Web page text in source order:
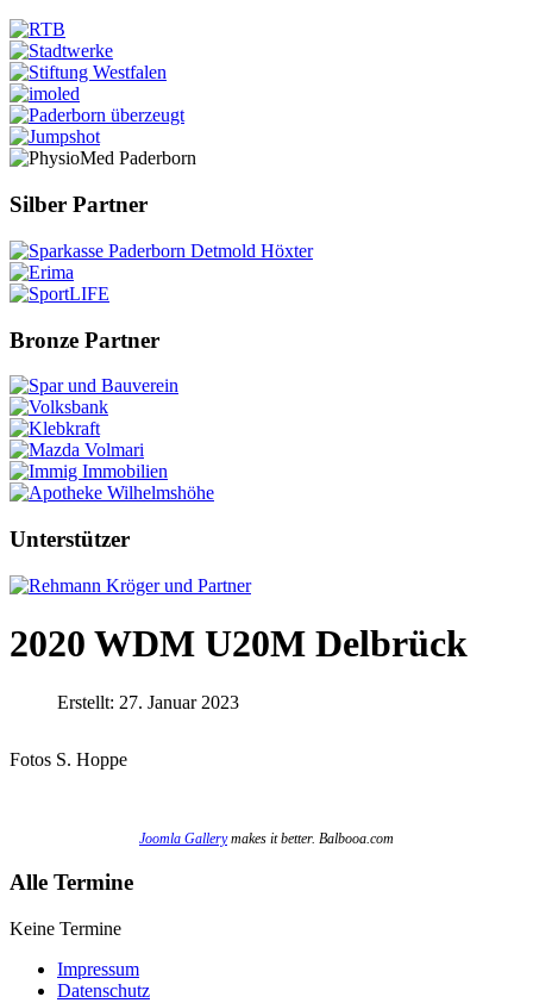
Silber Partner
Bronze Partner
Unterstützer
2020 WDM U20M Delbrück
Erstellt: 27. Januar 2023
Fotos S. Hoppe
Joomla Gallerymakes it better. Balbooa.com
Alle Termine
Keine Termine
Impressum
Datenschutz